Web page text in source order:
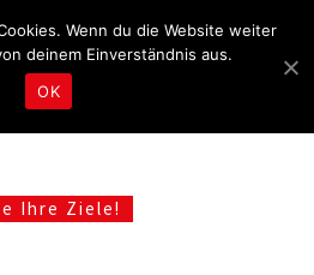
Ihre Ziele!
Wenn du die Website weiter
deinem Einverständnis aus.
OK